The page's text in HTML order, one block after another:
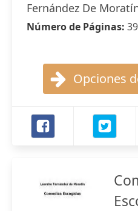
Fernández De
Número de Páginas:
Opciones